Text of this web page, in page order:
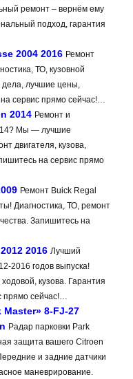
ремонт – вернём ему
подход, гарантия
2004 2016 Ремонт
ТО, кузовной
дела, лучшие цены,
сервис прямо сейчас!…
2014 Ремонт и
Мы — лучшие
двигателя, кузова,
на сервис прямо
Ремонт Buick Regal
Диагностика, ТО, ремонт
Запишитесь на
2016 Лучший
2016 годов выпуска!
кузова. Гарантия
прямо сейчас!…
8-FJ-27
Радар парковки Park
защита вашего Citroen
и задние датчики
маневрирование.